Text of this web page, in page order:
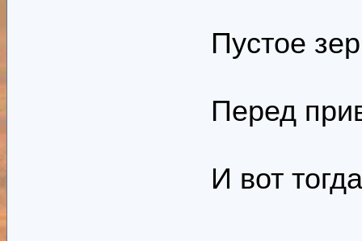
Пустое
Перед
И вот